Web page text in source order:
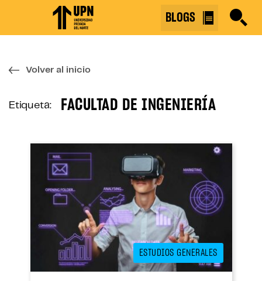
↷
BLOGS
Volver al inicio
Etiqueta: FACULTAD DE INGENIERÍA
ESTUDIOS GENERALES